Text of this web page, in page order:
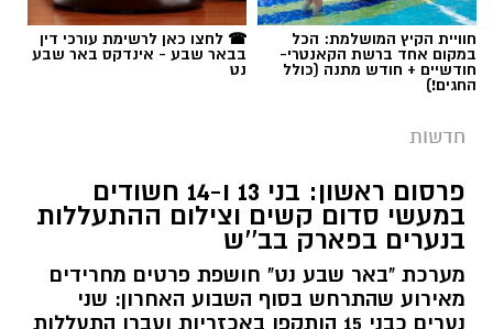
תגים:משטרה
חוויית הקיץ המושלמת: הכל
במקום אחד ברשת הקאנטרי-
חודשיים + חודש מתנה (כולל
החגים!)
☎ לחצו כאן לרשימת עורכי דין
בבאר שבע - אינדקס באר שבע
נט
חדשות
פרסום ראשון: בני 13 ו-14 חשודים
במעשי סדום קשים וצילום ההתעללות
בנערים בפארק בב''ש
מערכת "באר שבע נט" חושפת פרטים מחרידים
מאירוע שהתרחש בסוף השבוע האחרון: שני
נערים כבני 15 הותקפו באכזריות ועברו התעללות